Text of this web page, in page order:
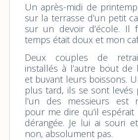
Un après-midi de
sur la terrasse d’un petit
sur un devoir d’école. Il
temps était doux et mon
Deux couples de
installés à l’autre bout de
et buvant leurs boissons.
plus tard, ils se sont
l’un des messieurs est
pour me dire qu’il espérait
dérangée. Je lui ai souri
non, absolument pas.